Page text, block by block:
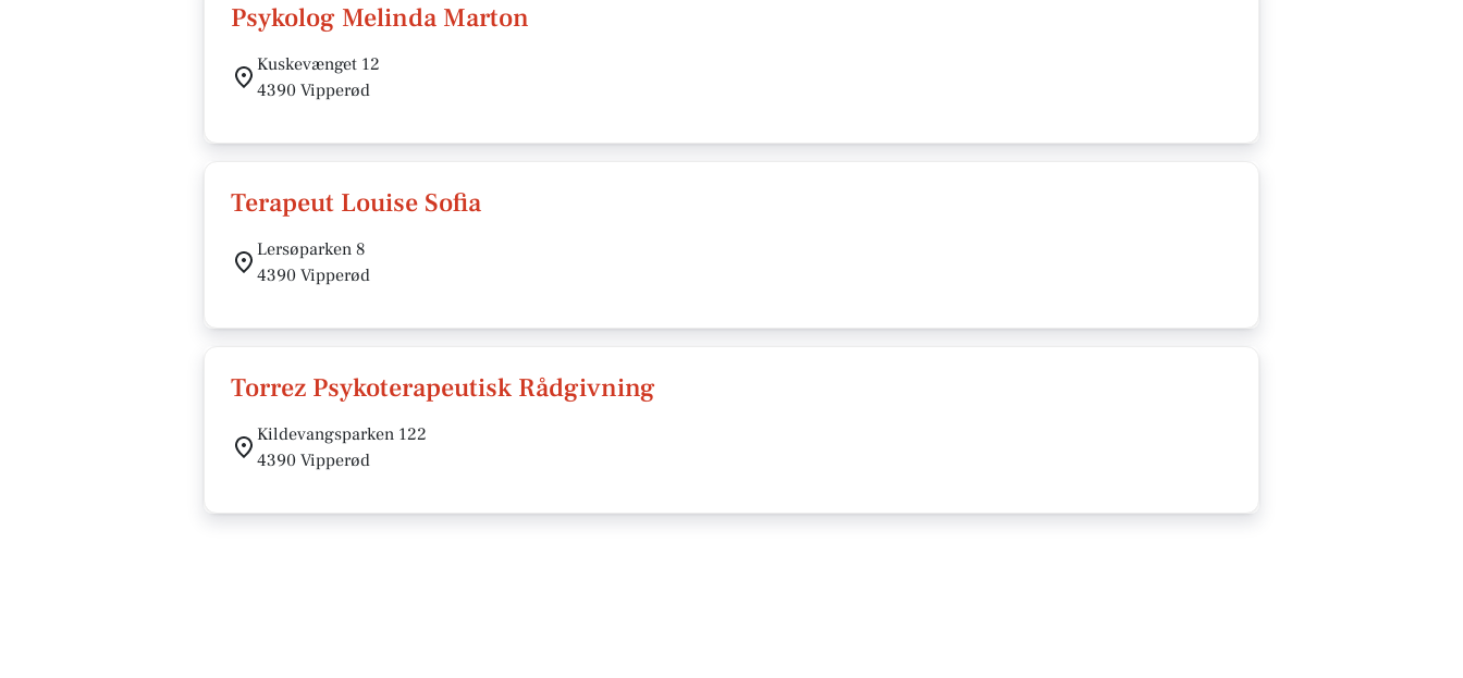
Psykolog Melinda Marton
Kuskevænget 12
4390 Vipperød
Terapeut Louise Sofia
Lersøparken 8
4390 Vipperød
Torrez Psykoterapeutisk Rådgivning
Kildevangsparken 122
4390 Vipperød